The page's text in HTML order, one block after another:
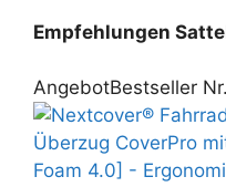
Empfehlungen
AngebotBestseller